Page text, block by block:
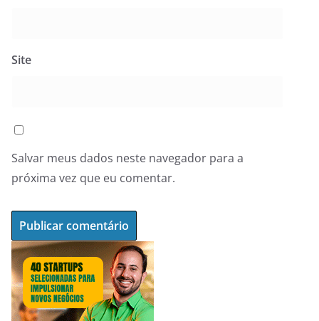
Site
Salvar meus dados neste navegador para a
próxima vez que eu comentar.